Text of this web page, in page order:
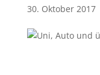
30. Oktober 2017